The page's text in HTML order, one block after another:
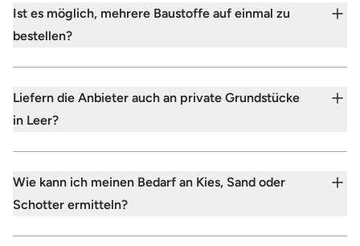
Ist es möglich, mehrere Baustoffe auf einmal zu
bestellen?
Liefern die Anbieter auch an private Grundstücke
in Leer?
Wie kann ich meinen Bedarf an Kies, Sand oder
Schotter ermitteln?